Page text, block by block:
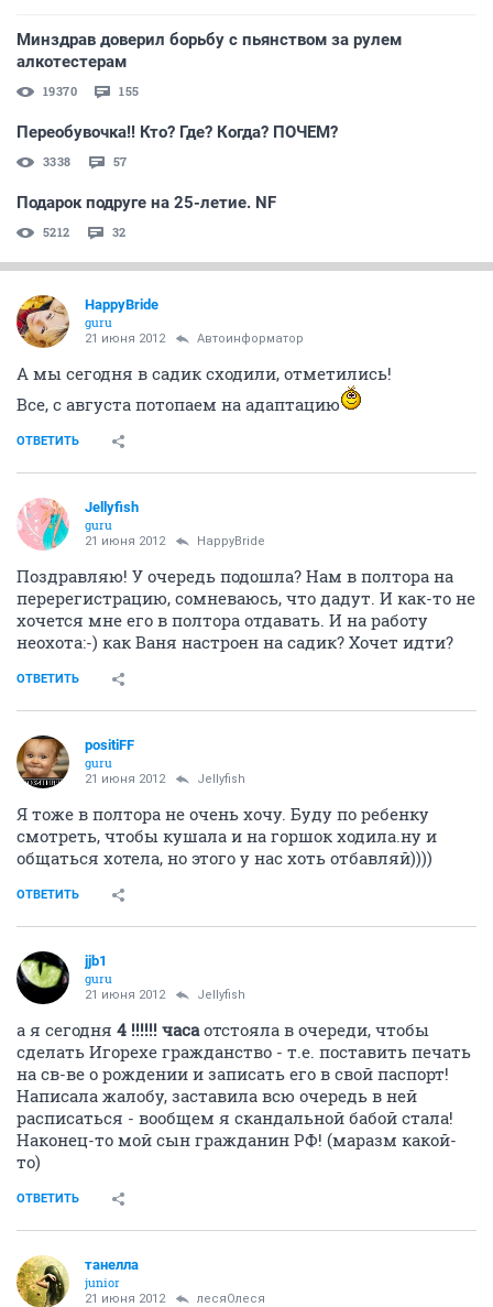
Минздрав доверил борьбу с пьянством за рулем
алкотестерам
19370 155
Переобувочка!! Кто? Где? Когда? ПОЧЕМ?
3338 57
Подарок подруге на 25-летие. NF
5212 32
HappyBride
guru
21 июня 2012 Автоинформатор
А мы сегодня в садик сходили, отметились!
Все, с августа потопаем на адаптацию
ОТВЕТИТЬ
Jellyfish
guru
21 июня 2012 HappyBride
Поздравляю! У очередь подошла? Нам в полтора на
перерегистрацию, сомневаюсь, что дадут. И как-то не
хочется мне его в полтора отдавать. И на работу
неохота:-) как Ваня настроен на садик? Хочет идти?
ОТВЕТИТЬ
positiFF
guru
21 июня 2012 Jellyfish
Я тоже в полтора не очень хочу. Буду по ребенку
смотреть, чтобы кушала и на горшок ходила.ну и
общаться хотела, но этого у нас хоть отбавляй))))
ОТВЕТИТЬ
jjb1
guru
21 июня 2012 Jellyfish
а я сегодня 4 !!!!!! часаотстояла в очереди, чтобы
сделать Игорехе гражданство - т.е. поставить печать
на св-ве о рождении и записать его в свой паспорт!
Написала жалобу, заставила всю очередь в ней
расписаться - вообщем я скандальной бабой стала!
Наконец-то мой сын гражданин РФ! (маразм какой-
то)
ОТВЕТИТЬ
танелла
junior
21 июня 2012 лесяОлеся